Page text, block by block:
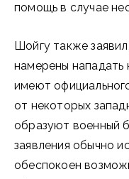
помощь в случае
Шойгу также
намерены нападать
имеют
от некоторых
образуют военный
заявления обычно
обеспокоен